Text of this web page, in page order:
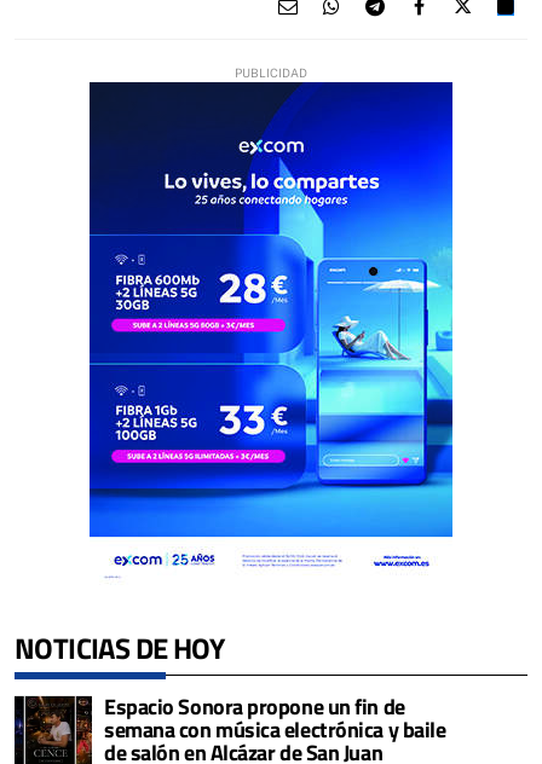
NOTICIAS DE HOY
Espacio Sonora propone un fin de
semana con música electrónica y baile
de salón en Alcázar de San Juan